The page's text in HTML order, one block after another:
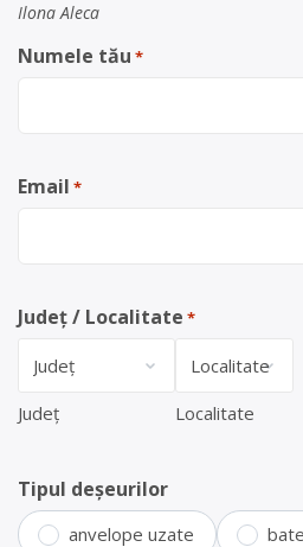
Ilona Aleca
Numele tău *
Email *
Județ / Localitate *
Județ Localitate
Tipul deșeurilor
anvelope uzate